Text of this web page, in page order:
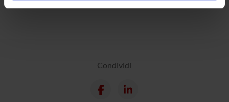
raccolto dal tuo utilizzo dei loro servizi.
Condividi